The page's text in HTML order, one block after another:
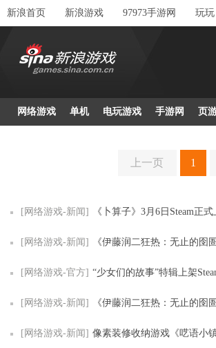
新浪首页 新浪游戏 97973手游网 玩玩
网络游戏 单机 电玩游戏 手游网 页
上一页 1
[网络游戏-新闻] 《卜算子》3月6日Steam正
[网络游戏-新闻] 《伊藤润二狂热：无止的囹圄》独
[网络游戏-官方] “少女们的故事”特辑上架
[网络游戏-新闻] 《伊藤润二狂热：无止的囹圄》
[网络游戏-新闻] 像素装修收纳游戏《呓语小镇》将于8月27